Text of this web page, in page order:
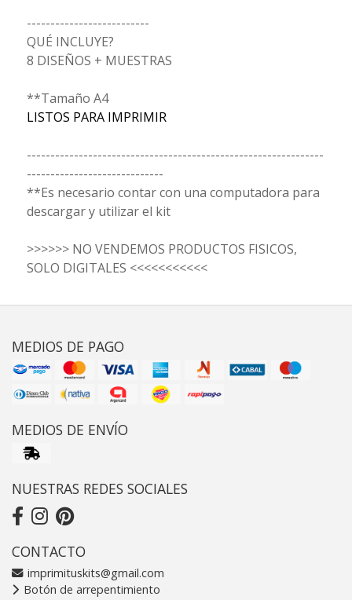
--------------------------
QUÉ INCLUYE?
8 DISEÑOS + MUESTRAS
**Tamaño A4
LISTOS PARA IMPRIMIR
---------------------------------------------------------------
-----------------------------
**Es necesario contar con una computadora para
descargar y utilizar el kit
>>>>>> NO VENDEMOS PRODUCTOS FISICOS,
SOLO DIGITALES <<<<<<<<<<<
MEDIOS DE PAGO
MEDIOS DE ENVÍO
NUESTRAS REDES SOCIALES
CONTACTO
imprimituskits@gmail.com
Botón de arrepentimiento